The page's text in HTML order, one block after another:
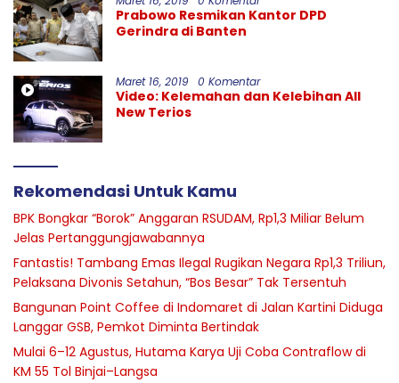
Prabowo Resmikan Kantor DPD
Gerindra di Banten
Maret 16, 2019 0 Komentar
Video: Kelemahan dan Kelebihan All
New Terios
Rekomendasi Untuk Kamu
BPK Bongkar “Borok” Anggaran RSUDAM, Rp1,3 Miliar Belum
Jelas Pertanggungjawabannya
Fantastis! Tambang Emas Ilegal Rugikan Negara Rp1,3 Triliun,
Pelaksana Divonis Setahun, “Bos Besar” Tak Tersentuh
Bangunan Point Coffee di Indomaret di Jalan Kartini Diduga
Langgar GSB, Pemkot Diminta Bertindak
Mulai 6–12 Agustus, Hutama Karya Uji Coba Contraflow di
KM 55 Tol Binjai–Langsa